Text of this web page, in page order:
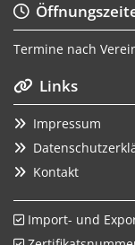

Termine nach
 Links
 Impressum

 Kontakt
 Import- und